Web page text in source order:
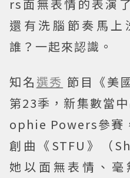
rs面無表情的表演
還有洗腦節奏馬上
誰？一起來認識。
知名 選秀 節目《美
第23季，新集數當
ophie Powers參賽
創曲《STFU》（
她以面無表情、